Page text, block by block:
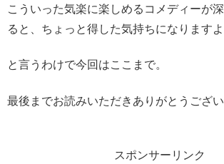
こういった気楽に楽しめるコメディーが
ると、ちょっと得した気持ちになりますよ
と言うわけで今回はここまで。
最後までお読みいただきありがとうござい
スポンサーリンク